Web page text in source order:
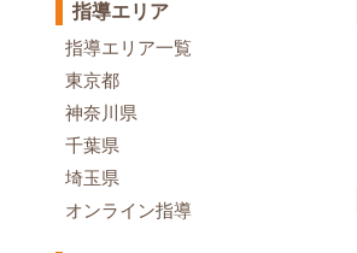
指導エリア
指導エリア一覧
東京都
神奈川県
千葉県
埼玉県
オンライン指導